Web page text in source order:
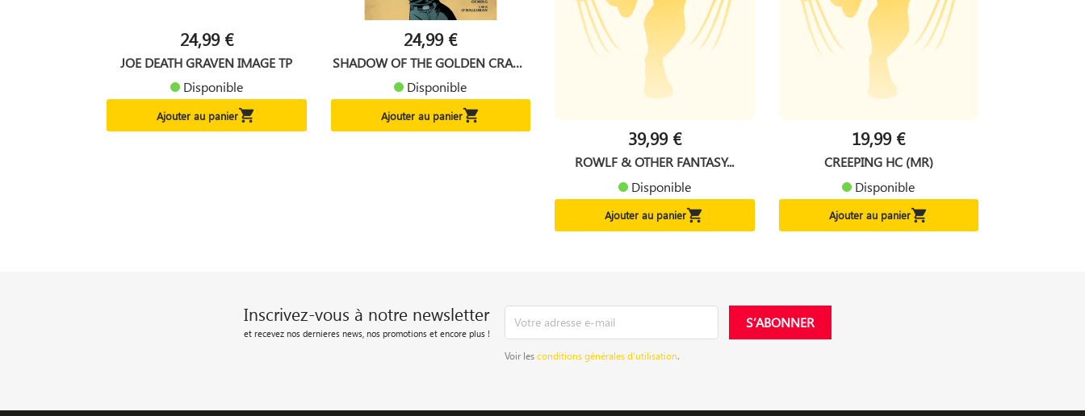
24,99 €
JOE DEATH GRAVEN IMAGE TP
Disponible
Ajouter au panier
24,99 €
SHADOW OF THE GOLDEN CRANE
Disponible
Ajouter au panier
39,99 €
ROWLF & OTHER FANTASY...
Disponible
Ajouter au panier
19,99 €
CREEPING HC (MR)
Disponible
Ajouter au panier
Inscrivez-vous à notre newsletter
et recevez nos dernieres news, nos promotions et encore plus !
Voir lesconditions générales d’utilisation.